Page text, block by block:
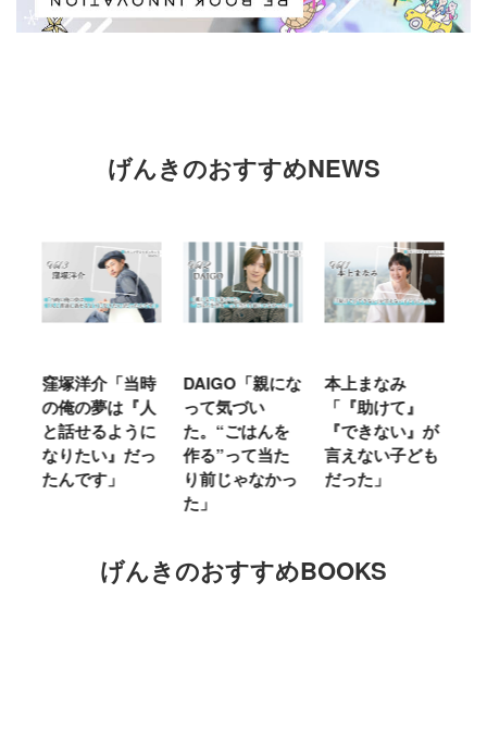
げんきのおすすめNEWS
当時
『人
だっ
DAIGO「親にな
って気づい
た。“ごはんを
作る”って当た
り前じゃなかっ
本上まなみ
「『助けて』
『できない』が
言えない子ども
だった」
千原せいじ「子
育ては自分のイ
ヤな面に直面す
ることが多かっ
た」
げんきのおすすめBOOKS